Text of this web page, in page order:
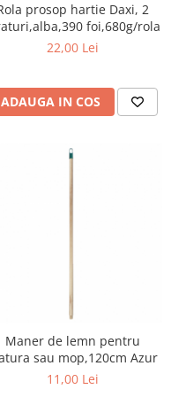
prosop hartie Daxi, 2
foi,680g/rola
22,00 Lei
ADAUGA IN COS
Maner de lemn pentru
sau mop,120cm Azur
11,00 Lei